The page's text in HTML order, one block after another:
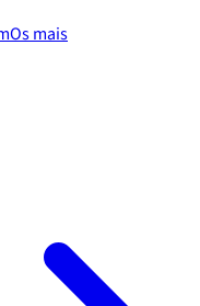
Os mais